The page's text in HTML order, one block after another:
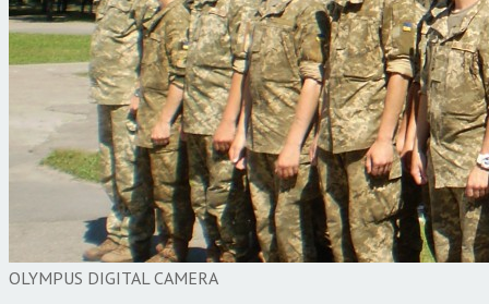
OLYMPUS DIGITAL CAMERA